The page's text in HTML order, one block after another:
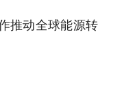
推动全球能源转